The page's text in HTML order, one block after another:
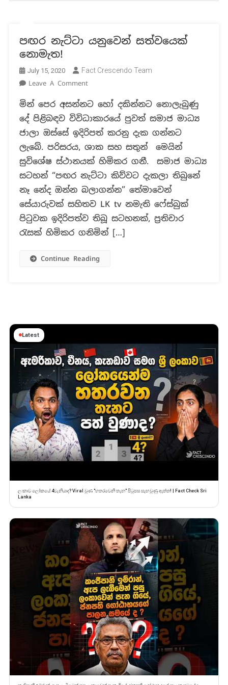
පඟර නැට්ටා යනුවෙන් සත්වයෙක්
නොමැත!
July 15, 2020 Fact Crescendo Team
Leave A CommentOn
නැට්ටා
යනුවෙන්
සත්වයෙක්
මින් පෙර අසන්නට හෝ දකින්නට නොලැබුණු
දේ පිළිබඳව විවිධාකාරයේ පුවත් සමාජ මාධ්‍ය
ජාලා ඔස්සේ ඉදිරිපත් කරනු දැක ගන්නට
ලැබේ. පරිසරය, ශාක සහ සතුන් මෙයින්
සුවිශේෂ ස්ථානයක් හිමිකර ගනී. සමාජ මාධ්‍ය
සටහන් “පඟර නැට්ටා කිව්වට දැකලා තිබුනේ
නෑ නේද ඔන්න බලාගන්න” තේමාවෙන්
සේයාරුවක් සහිතව LK tv නමැති ෆේස්බුක්
පිටුවක ඉදිරිපත්ව තිබූ සටහනක්, ප්‍රතිචාර
රැසක් හිමිකර ගනිමින් […]
Continue Reading
Latest
ලංකාව ලෝකයේ 4වැනියාද? Viral වුණ "හතරවෙනි තැන" පිටුපස සැඟවුණු ඇත්ත! | Fact Check Sri
Lanka